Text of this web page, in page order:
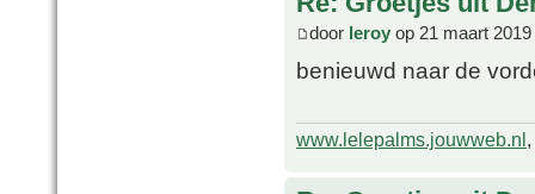
door leroy op 21 maart
benieuwd naar de
www.lelepalms.jouwweb.nl